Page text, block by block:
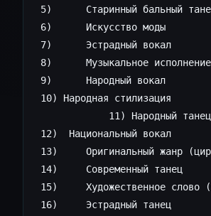
5)	Старинный бальный танец
6)	Искусство моды
7)	Эстрадный вокал
8)	Музыкальное исполнение
9)	Народный вокал
10) Народная стилизация
            11) Народный танец
12)  Национальный вокал
13)	Оригинальный жанр (цирковое искусство)
14)	Современный танец
15)	Художественное слово (чтение стихов и прозы)
16)	Эстрадный танец